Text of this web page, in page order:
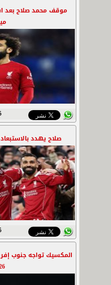
موقف محمد صلاح بعد
صلاح يهدد
المكسيك تواجه جنوب